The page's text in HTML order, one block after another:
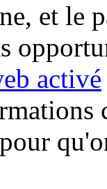
et le
activé